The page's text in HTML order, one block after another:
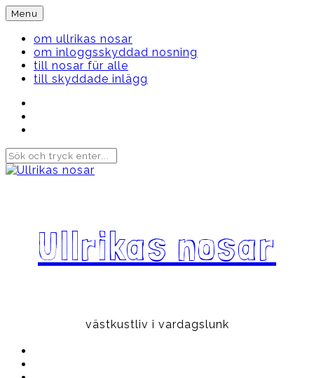
Skip
to
content
Menu
om ullrikas nosar
om inloggsskyddad nosning
till nosar für alle
till skyddade inlägg
Ullrikas nosar
västkustliv i vardagslunk